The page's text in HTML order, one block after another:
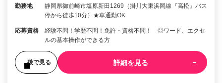
勤務地
静岡県御前崎市塩原新田1269（掛川大東浜岡線『高松』バス
停から徒歩10分）★車通勤OK
応募資格
経験不問！学歴不問！免許・資格不問！ ◎ワード、エクセ
ルの基本操作ができる方
後で見る 詳細を見る